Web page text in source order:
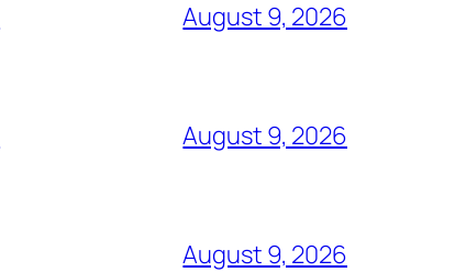
August 9, 2026
August 9, 2026
August 9, 2026